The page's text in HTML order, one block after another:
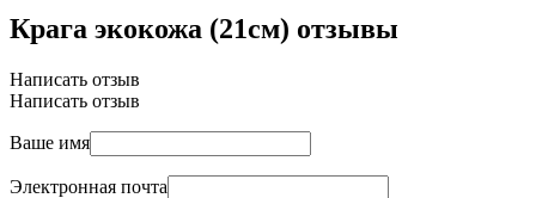
Крага экокожа (21см) отзывы
Написать отзыв
Написать отзыв
Ваше имя
Электронная почта